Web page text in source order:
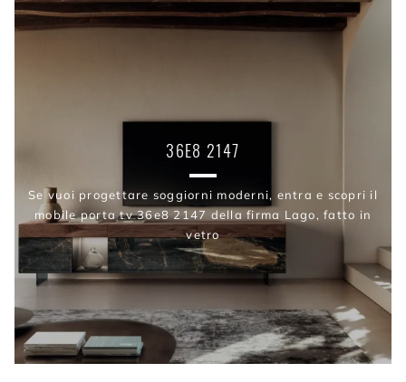
36E8 2147
Se vuoi progettare soggiorni moderni, entra e scopri il
mobile porta tv 36e8 2147 della firma Lago, fatto in
vetro